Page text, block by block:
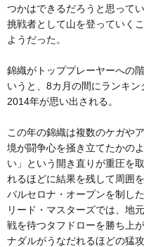
つかはできるだろうと思って
挑戦者として山を登っていく
ようだった。
錦織がトッププレーヤーへの
いうと、8カ月の間にランキン
2014年が思い出される。
この年の錦織は複数のケガや
境が闘争心を掻き立てたかの
い」という開き直りが重圧を
れるほどに結果を残して周囲
バルセロナ・オープンを制し
リード・マスターズでは、地
戦を待つタフドローを勝ち上
ナダルがうなだれるほどの猛